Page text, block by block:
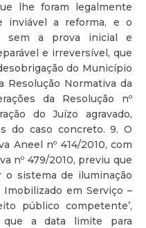
lhe foram legalmente
inviável a reforma, e o
sem a prova inicial e
e irreversível, que
do Município
Resolução Normativa da
da Resolução nº
do Juízo agravado,
do caso concreto. 9. O
Aneel nº 414/2010, com
nº 479/2010, previu que
o sistema de iluminação
em Serviço –
público competente’,
a data limite para